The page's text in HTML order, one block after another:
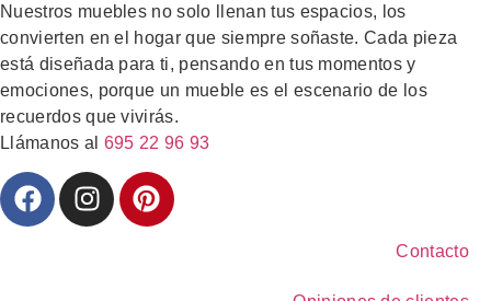
Nuestros muebles no solo llenan tus espacios, los
convierten en el hogar que siempre soñaste. Cada pieza
está diseñada para ti, pensando en tus momentos y
emociones, porque un mueble es el escenario de los
recuerdos que vivirás.
Llámanos al 695 22 96 93
Contacto